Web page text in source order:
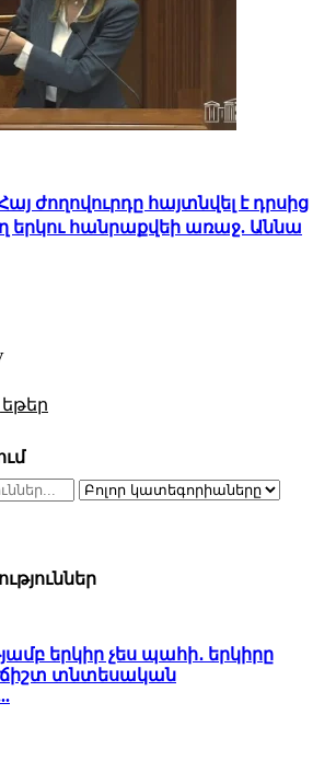
ժողովուրդը հայտնվել է դրսից
հանրաքվեի առաջ. Աննա
եթեր
երկիր չես պահի․ երկիրը
ճիշտ տնտեսական